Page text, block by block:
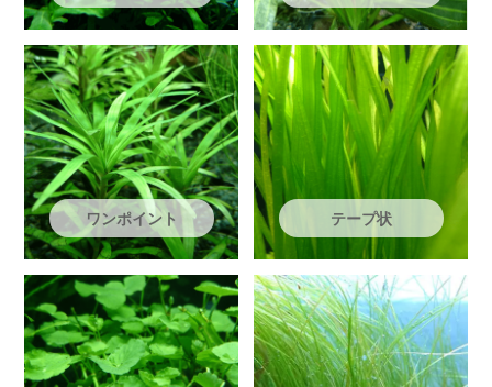
ワンポイント テープ状